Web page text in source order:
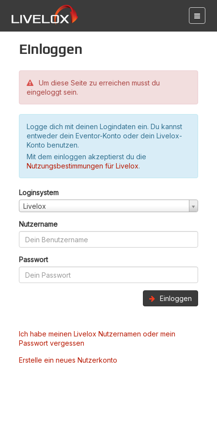
Einloggen
Um diese Seite zu erreichen musst du
eingeloggt sein.
Logge dich mit deinen Logindaten ein. Du kannst
entweder dein Eventor-Konto oder dein Livelox-
Konto benutzen.
Mit dem einloggen akzeptierst du die
Nutzungsbestimmungen für Livelox.
Loginsystem
Livelox
Nutzername
Passwort
Einloggen
Ich habe meinen Livelox Nutzernamen oder mein
Passwort vergessen
Erstelle ein neues Nutzerkonto